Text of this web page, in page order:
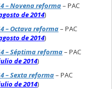
– Novena reforma– PAC
de 2014)
– Octava reforma– PAC
de 2014)
– Séptima reforma– PAC
de 2014)
– Sexta reforma– PAC
de 2014)